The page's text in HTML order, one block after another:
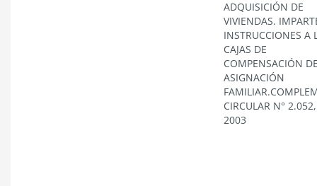
ADQUISICIÓN DE
VIVIENDAS.
INSTRUCCIONES A
CAJAS DE
COMPENSACIÓN
ASIGNACIÓN
CIRCULAR N°
2003